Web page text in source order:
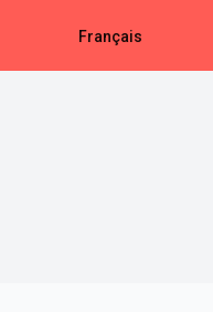
Français